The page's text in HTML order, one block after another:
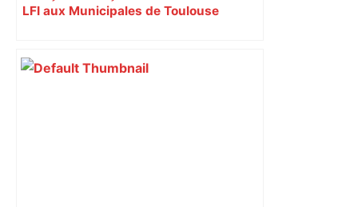
LFI aux Municipales de Toulouse